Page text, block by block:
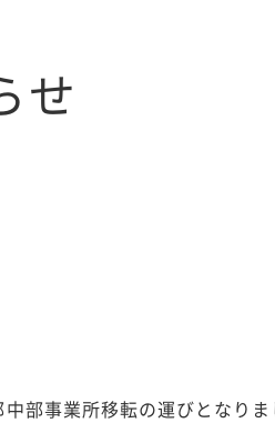
せ
部事業所移転の運びとなり